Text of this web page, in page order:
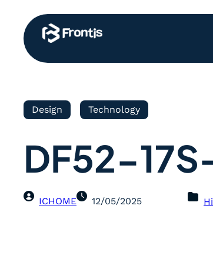
Design Technology
DF52-
ICHOME 12/05/2025